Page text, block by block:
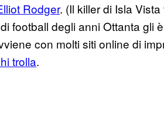
Rodger. (Il killer di Isla
football degli anni Ottanta gli
con molti siti online di
trolla.